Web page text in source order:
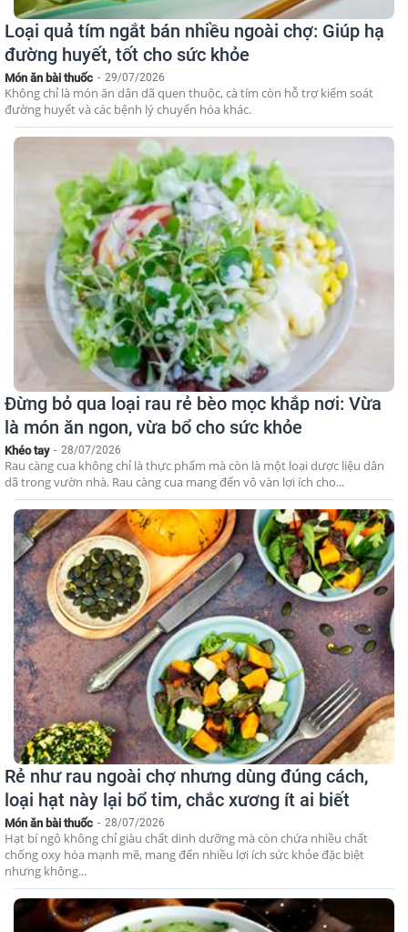
Loại quả tím ngắt bán nhiều ngoài chợ: Giúp hạ
đường huyết, tốt cho sức khỏe
Món ăn bài thuốc - 29/07/2026
Không chỉ là món ăn dân dã quen thuộc, cà tím còn hỗ trợ kiểm soát
đường huyết và các bệnh lý chuyển hóa khác.
Đừng bỏ qua loại rau rẻ bèo mọc khắp nơi: Vừa
là món ăn ngon, vừa bổ cho sức khỏe
Khéo tay - 28/07/2026
Rau càng cua không chỉ là thực phẩm mà còn là một loại dược liệu dân
dã trong vườn nhà. Rau càng cua mang đến vô vàn lợi ích cho...
Rẻ như rau ngoài chợ nhưng dùng đúng cách,
loại hạt này lại bổ tim, chắc xương ít ai biết
Món ăn bài thuốc - 28/07/2026
Hạt bí ngô không chỉ giàu chất dinh dưỡng mà còn chứa nhiều chất
chống oxy hóa mạnh mẽ, mang đến nhiều lợi ích sức khỏe đặc biệt
nhưng không...